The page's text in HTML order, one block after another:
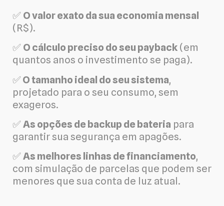
✅ O valor exato da sua economia mensal
(R$).
✅ O cálculo preciso do seu payback (em
quantos anos o investimento se paga).
✅O tamanho ideal do seu sistema,
projetado para o seu consumo, sem
exageros.
✅As opções de backup de bateria para
garantir sua segurança em apagões.
✅As melhores linhas de financiamento,
com simulação de parcelas que podem ser
menores que sua conta de luz atual.